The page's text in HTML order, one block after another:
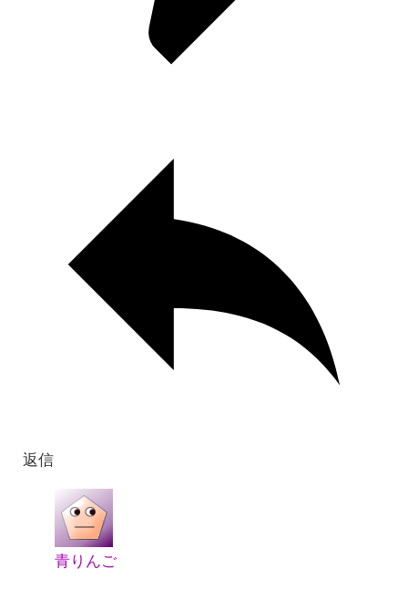
返信
青りんご